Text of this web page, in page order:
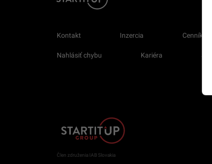
Kontakt Inzercia Cenník
Nahlásiť chybu Kariéra
Člen združenia IAB Slovakia